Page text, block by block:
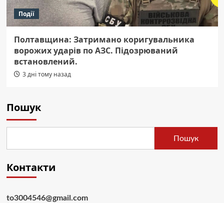
Події
Полтавщина: Затримано коригувальника
ворожих ударів по АЗС. Підозрюваний
встановлений.
3 дні тому назад
Пошук
Пошук
Контакти
to3004546@gmail.com